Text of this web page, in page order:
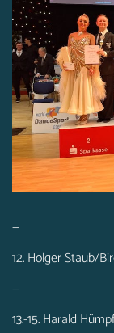
—
12. Holger Staub/
—
13.-15. Harald